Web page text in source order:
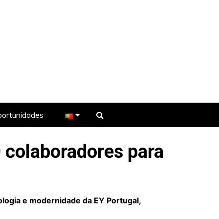
TV
para
e modernidade da EY Portugal,